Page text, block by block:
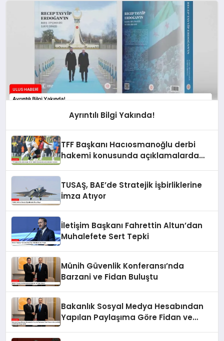
Ayrıntılı Bilgi Yakında!
TFF Başkanı Hacıosmanoğlu derbi
hakemi konusunda açıklamalarda
TUSAŞ, BAE’de Stratejik İşbirliklerine
İmza Atıyor
İletişim Başkanı Fahrettin Altun’dan
Muhalefete Sert Tepki
Münih Güvenlik Konferansı’nda
Barzani ve Fidan Buluştu
Bakanlık Sosyal Medya Hesabından
Yapılan Paylaşıma Göre Fidan ve